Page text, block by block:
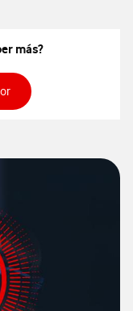
más?
Contacta con un asesor